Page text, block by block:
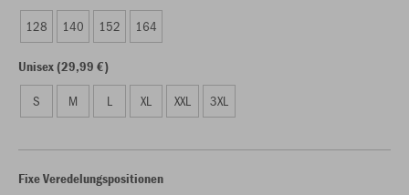
128 140 152 164
Unisex (29,99 €)
S M L XL XXL 3XL
Fixe Veredelungspositionen